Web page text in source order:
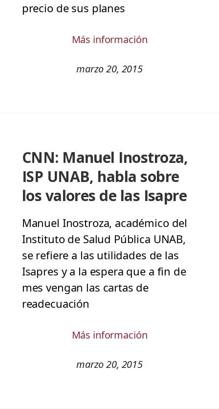
precio de sus planes
Más información
marzo 20, 2015
CNN: Manuel Inostroza,
ISP UNAB, habla sobre
los valores de las Isapre
Manuel Inostroza, académico del
Instituto de Salud Pública UNAB,
se refiere a las utilidades de las
Isapres y a la espera que a fin de
mes vengan las cartas de
readecuación
Más información
marzo 20, 2015